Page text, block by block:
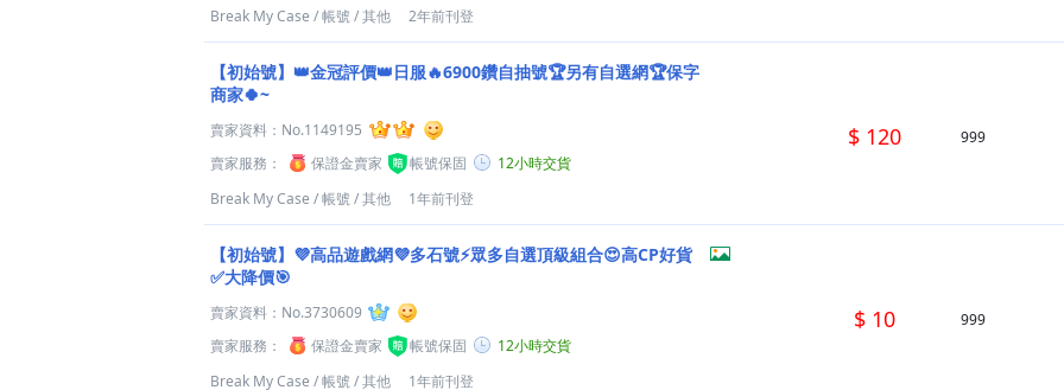
Break My Case /帳號/其他 2年前刊登
【初始號】👑金冠評價👑日服🔥6900鑽自抽號🏆另有自選網🏆保字
商家🍀~
賣家資料： No.1149195
賣家服務：
保證金賣家 帳號保固
12小時交貨
Break My Case /帳號/其他 1年前刊登
$ 120 999
【初始號】💜高品遊戲網💜多石號⚡眾多自選頂級組合😍高CP好貨
✅大降價🎯
賣家資料： No.3730609
賣家服務：
保證金賣家 帳號保固
12小時交貨
Break My Case /帳號/其他 1年前刊登
$ 10 999